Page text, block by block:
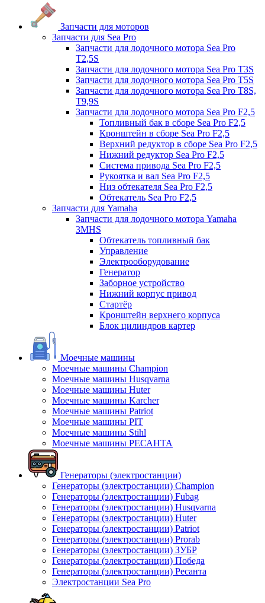
Запчасти для моторов
Запчасти для Sea Pro
Запчасти для лодочного мотора Sea Pro
Т2,5S
Запчасти для лодочного мотора Sea Pro Т3S
Запчасти для лодочного мотора Sea Pro Т5S
Запчасти для лодочного мотора Sea Pro Т8S,
T9,9S
Запчасти для лодочного мотора Sea Pro F2,5
Топливный бак в сборе Sea Pro F2,5
Кронштейн в сборе Sea Pro F2,5
Верхний редуктор в сборе Sea Pro F2,5
Нижний редуктор Sea Pro F2,5
Система привода Sea Pro F2,5
Рукоятка и вал Sea Pro F2,5
Низ обтекателя Sea Pro F2,5
Обтекатель Sea Pro F2,5
Запчасти для Yamaha
Запчасти для лодочного мотора Yamaha
3MHS
Обтекатель топливный бак
Управление
Электрооборудование
Генератор
Заборное устройство
Нижний корпус привод
Стартёр
Кронштейн верхнего корпуса
Блок цилиндров картер
Моечные машины
Моечные машины Champion
Моечные машины Husqvarna
Моечные машины Huter
Моечные машины Karcher
Моечные машины Patriot
Моечные машины PIT
Моечные машины Stihl
Моечные машины РЕСАНТА
Генераторы (электростанции)
Генераторы (электростанции) Champion
Генераторы (электростанции) Fubag
Генераторы (электростанции) Husqvarna
Генераторы (электростанции) Huter
Генераторы (электростанции) Patriot
Генераторы (электростанции) Prorab
Генераторы (электростанции) ЗУБР
Генераторы (электростанции) Победа
Генераторы (электростанции) Ресанта
Электростанции Sea Pro